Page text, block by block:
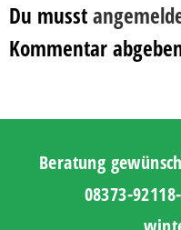
Du musst
Kommentar
Beratung
08373-